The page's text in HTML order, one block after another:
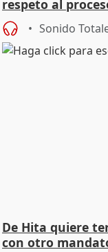
respeto al
Sonido
De Hita quiere
con otro